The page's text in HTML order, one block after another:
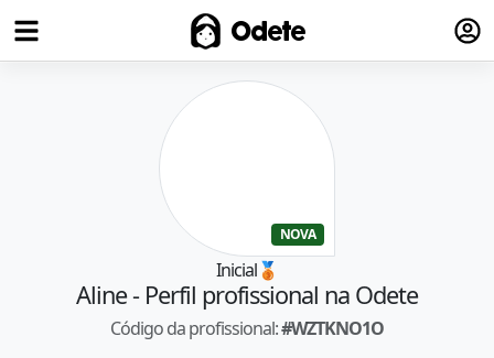
Odete
NOVA
Inicial🥉
Aline- Perfil profissional na Odete
Código da profissional:#WZTKNO1O